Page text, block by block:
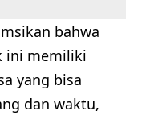
bahwa
ini memiliki
yang bisa
dan waktu,